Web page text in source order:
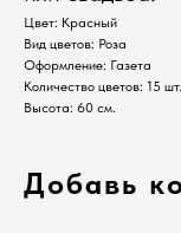
Цвет: Красный
Вид цветов: Роза
Оформление: Газета
Количество цветов: 15 шт.
Высота: 60 см.
Добавь